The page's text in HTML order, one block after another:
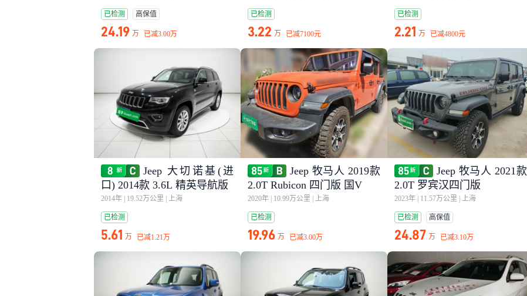
已检测 高保值
24.19 万 已减3.00万
已检测
3.22 万 已减7100元
已检测
2.21 万 已减4800元
Jeep 大切诺基(进
口) 2014款 3.6L 精英导航版
2014年 19.52万公里 上海
已检测
5.61 万 已减1.21万
Jeep 牧马人 2019款
2.0T Rubicon 四门版 国V
2020年 10.99万公里 上海
已检测
19.96 万 已减3.00万
Jeep 牧马人 2021款
2.0T 罗宾汉四门版
2023年 11.57万公里 上海
已检测 高保值
24.87 万 已减3.10万